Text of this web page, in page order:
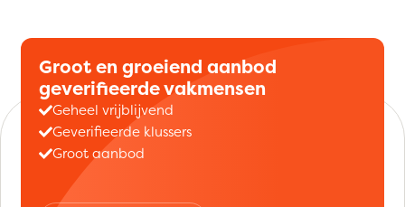
Groot en groeiend aanbod
geverifieerde vakmensen
Geheel vrijblijvend
Geverifieerde klussers
Groot aanbod